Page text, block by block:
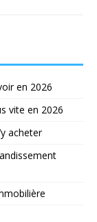
en 2026
vite en 2026
acheter